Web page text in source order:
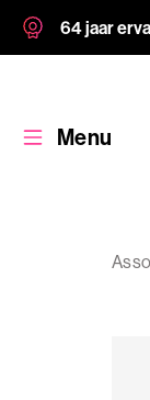
64 jaar
Menu